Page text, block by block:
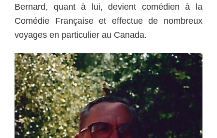
Bernard, quant à lui, devient comédien à la
Comédie Française et effectue de nombreux
voyages en particulier au Canada.